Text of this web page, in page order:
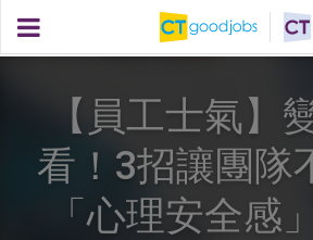
【員工士氣】
看！3招讓團隊
「心理安全感